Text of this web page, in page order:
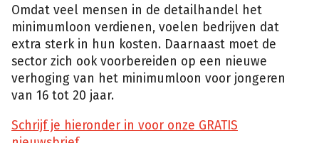
Omdat veel mensen in de detailhandel het
minimumloon verdienen, voelen bedrijven dat
extra sterk in hun kosten. Daarnaast moet de
sector zich ook voorbereiden op een nieuwe
verhoging van het minimumloon voor jongeren
van 16 tot 20 jaar.
Schrijf je hieronder in voor onze GRATIS